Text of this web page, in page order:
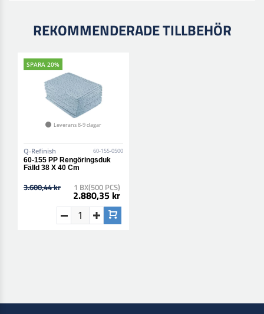
REKOMMENDERADE TILLBEHÖR
SPARA 20%
Leverans 8-9 dagar
Q-Refinish 60-155-0500
60-155 PP Rengöringsduk
Fälld 38 X 40 Cm
3.600,44 kr 1 BX(500 PCS)
2.880,35 kr